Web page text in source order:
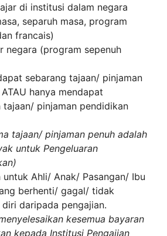
di institusi dalam negara
separuh masa, program
francais)
negara (program sepenuh
sebarang tajaan/ pinjaman
hanya mendapat
tajaan/ pinjaman pendidikan
tajaan/ pinjaman penuh adalah
untuk Pengeluaran
untuk Ahli/ Anak/ Pasangan/ Ibu
berhenti/ gagal/ tidak
daripada pengajian.
kesemua bayaran
kepada Institusi Pengajian